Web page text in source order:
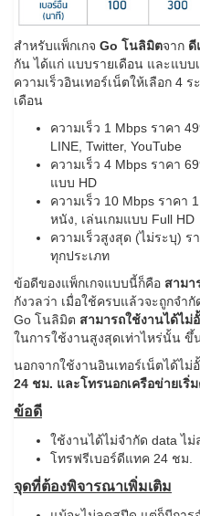
สำหรับแพ็กเกจ Go โนลิมิตจาก ดี
กัน ได้แก่ แบบรายเดือน และแบบ
ความเร็วอินเทอร์เน็ตให้เลือก 4
เดือน
ความเร็ว 1 Mbps ราคา
LINE, Twitter, YouTube
ความเร็ว 4 Mbps ราคา
แบบ HD
ความเร็ว 10 Mbps ราคา
หนัง, เล่นเกมแบบ Full HD
ความเร็วสูงสุด (ไม่ระบุ)
ทุกประเภท
ข้อดีของแพ็กเกจแบบนี้ก็คือ สามา
กังวลว่า เมื่อใช้ครบแล้วจะถูกจำ
Go โนลิมิต สามารถใช้งานได้ไ
ในการใช้งานสูงสุดเท่าไหร่นั้น ขึ้
นอกจากใช้งานอินเทอร์เน็ตได้ไม่
24 ชม. และโทรนอกเครือข่ายเริ่
ข้อดี
ใช้งานได้ไม่จำกัด data ไ
โทรฟรีเบอร์ดีแทค 24 ชม.
จุดที่ต้องพิจารณาเพิ่มเติม